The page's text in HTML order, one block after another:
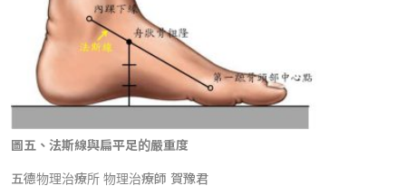
圖五、法斯線與扁平足的嚴重度
五德物理治療所 物理治療師 賀豫君